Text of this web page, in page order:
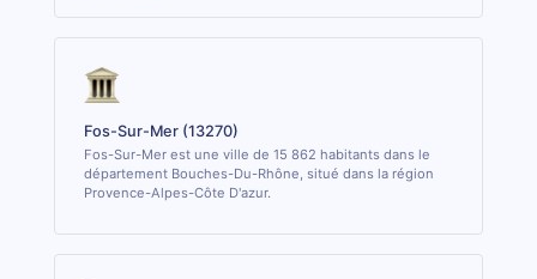
Fos-Sur-Mer (13270)
Fos-Sur-Mer est une ville de 15 862 habitants dans le
département Bouches-Du-Rhône, situé dans la région
Provence-Alpes-Côte D'azur.